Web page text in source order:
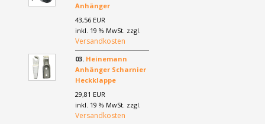
Anhänger
43,56 EUR
inkl. 19 % MwSt. zzgl.
Versandkosten
03. Heinemann
Anhänger Scharnier
Heckklappe
29,81 EUR
inkl. 19 % MwSt. zzgl.
Versandkosten